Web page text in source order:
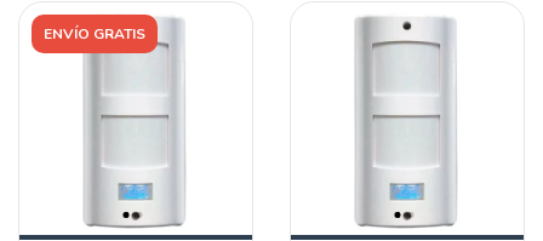
ENVÍO GRATIS